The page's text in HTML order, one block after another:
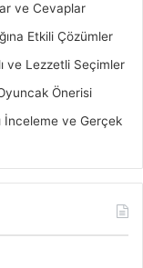
ve Cevaplar
Etkili Çözümler
ve Lezzetli Seçimler
Önerisi
İnceleme ve Gerçek